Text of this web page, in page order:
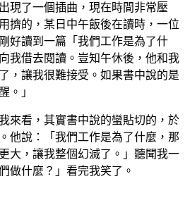
了一個插曲，現在時間非常壓
擠的，某日中午飯後在讀時，一位
好讀到一篇「我們工作是為了什
我借去閱讀。豈知午休後，他和我
，讓我很難接受。如果書中說的是
。」
看，其實書中說的蠻貼切的，於
他說：「我們工作是為了什麼，那
大，讓我整個幻滅了。」聽聞我一
做什麼？」看完我笑了。